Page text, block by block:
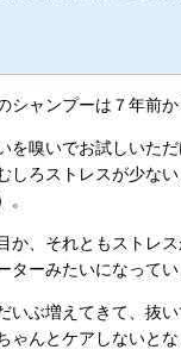
た製品を生み出...
シャンプーは７年前
を嗅いでお試しいた
しろストレスが少な
。
か、それともストレ
ターみたいになって
いぶ増えてきて、抜
ゃんとケアしないと